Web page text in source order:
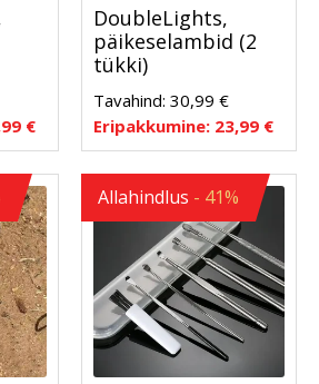
€
DoubleLights,
päikeselambid (2
tükki)
Tavahind: 30,99 €
Eripakkumine: 23,99 €
Allahindlus - 41%